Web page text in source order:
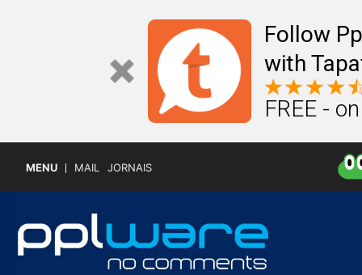
Follow
with
FREE -
MENU MAIL JORNAIS